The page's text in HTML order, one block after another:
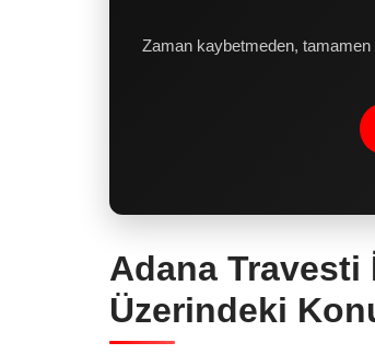
Zaman kaybetmeden, tamamen
Adana Travesti
Üzerindeki